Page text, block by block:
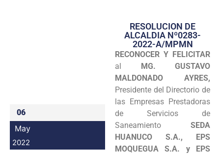
Transparencia
Seguridad
Programas
Intranet
06
May
2022
RESOLUCION DE
ALCALDIA Nº0283-
2022-A/MPMN
RECONOCER Y FELICITAR
al MG. GUSTAVO
MALDONADO AYRES,
Presidente del Directorio de
las Empresas Prestadoras
de Servicios de
Saneamiento SEDA
HUANUCO S.A., EPS
MOQUEGUA S.A. y EPS